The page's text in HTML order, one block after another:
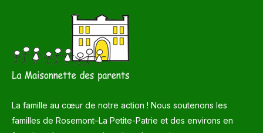
La famille au cœur de notre action ! Nous soutenons les
familles de Rosemont–La Petite-Patrie et des environs en